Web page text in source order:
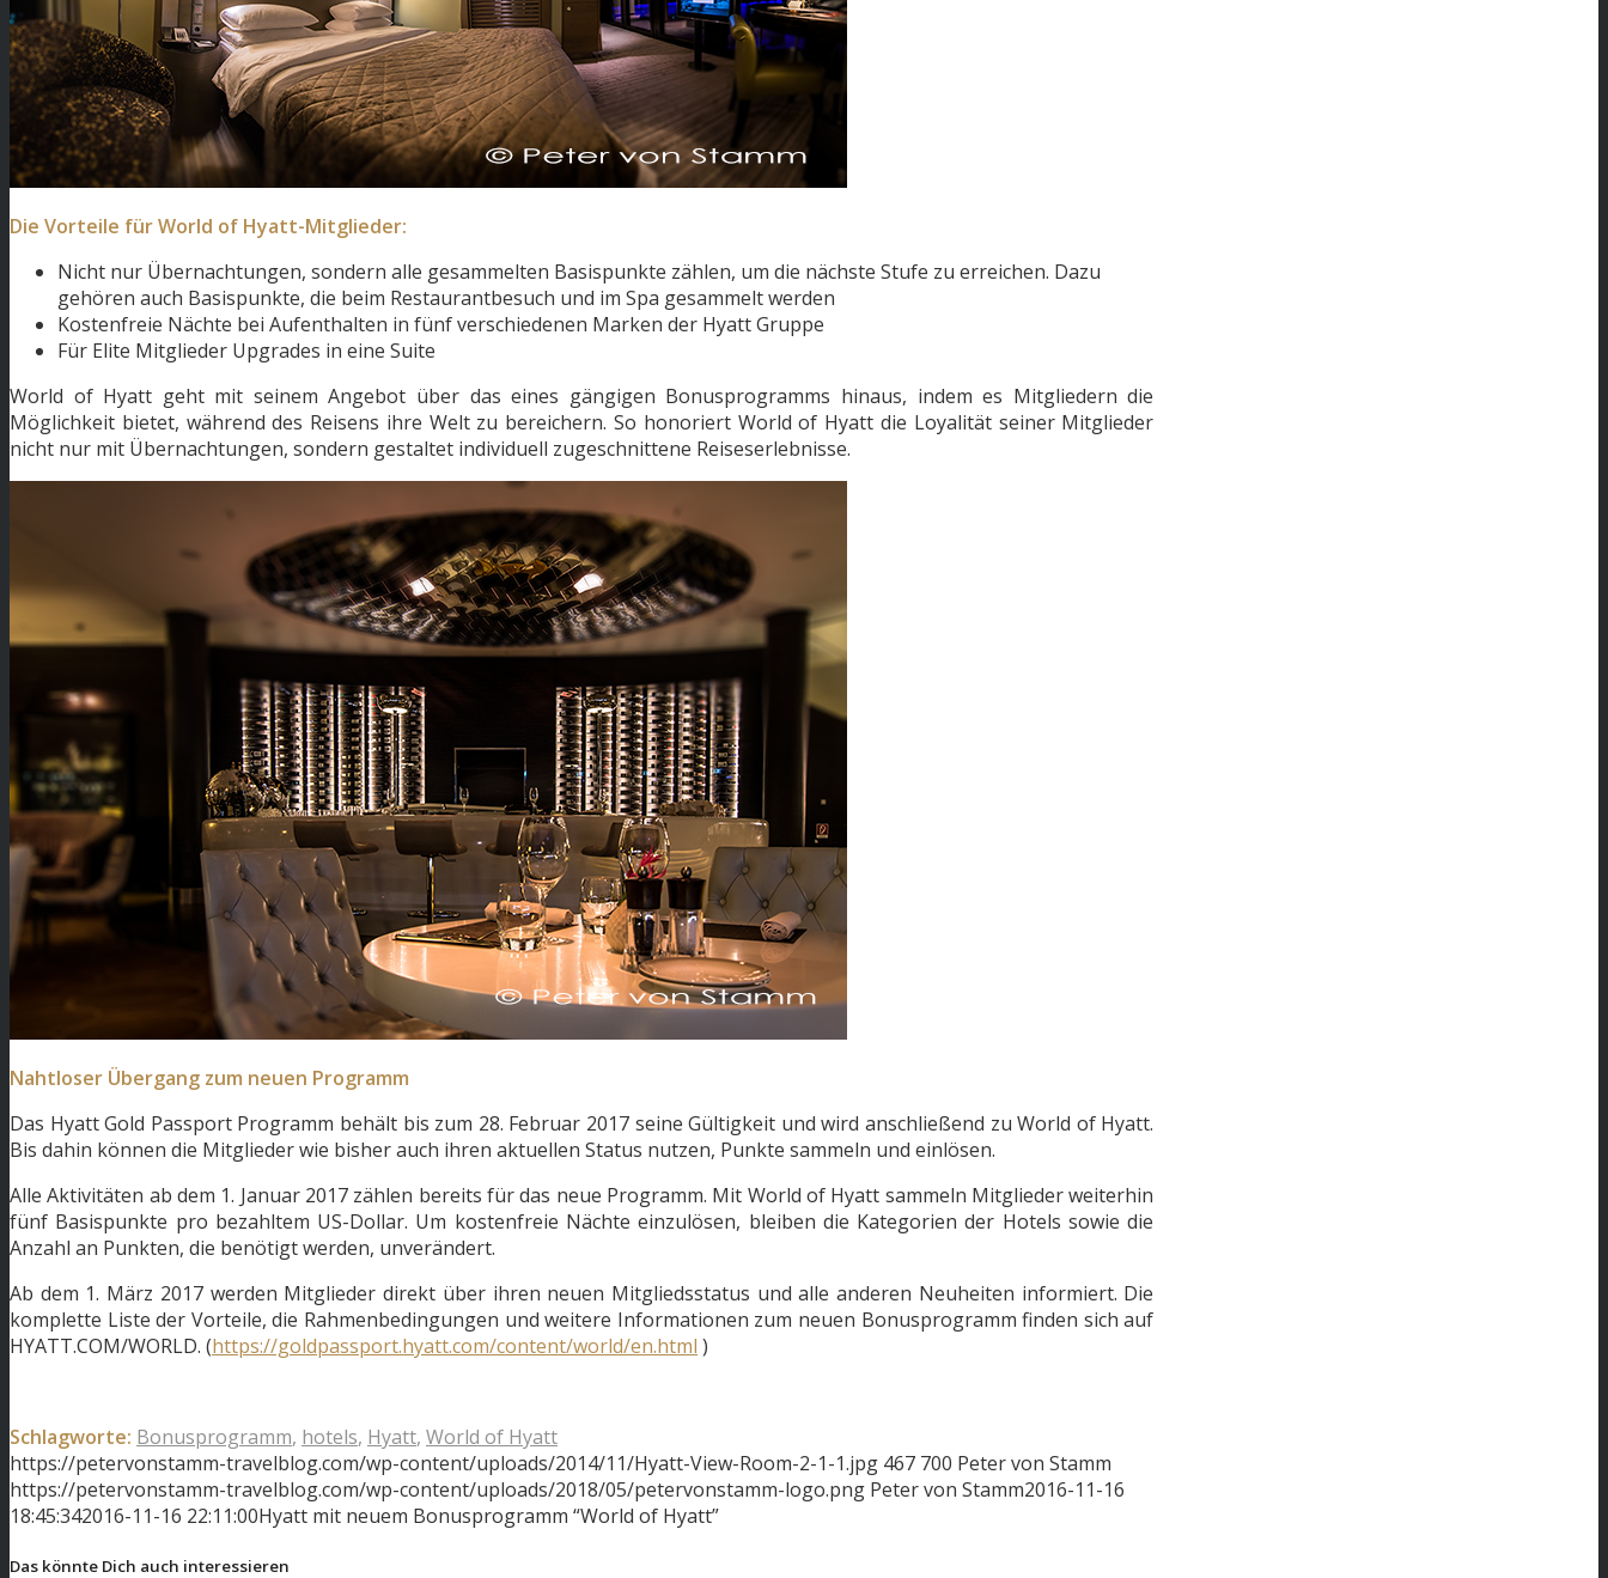
Die Vorteile für World of Hyatt-Mitglieder:
Nicht nur Übernachtungen, sondern alle gesammelten Basispunkte zählen, um die nächste Stufe zu erreichen. Dazu
gehören auch Basispunkte, die beim Restaurantbesuch und im Spa gesammelt werden
Kostenfreie Nächte bei Aufenthalten in fünf verschiedenen Marken der Hyatt Gruppe
Für Elite Mitglieder Upgrades in eine Suite
World of Hyatt geht mit seinem Angebot über das eines gängigen Bonusprogramms hinaus, indem es Mitgliedern die
Möglichkeit bietet, während des Reisens ihre Welt zu bereichern. So honoriert World of Hyatt die Loyalität seiner Mitglieder
nicht nur mit Übernachtungen, sondern gestaltet individuell zugeschnittene Reiseserlebnisse.
Nahtloser Übergang zum neuen Programm
Das Hyatt Gold Passport Programm behält bis zum 28. Februar 2017 seine Gültigkeit und wird anschließend zu World of Hyatt.
Bis dahin können die Mitglieder wie bisher auch ihren aktuellen Status nutzen, Punkte sammeln und einlösen.
Alle Aktivitäten ab dem 1. Januar 2017 zählen bereits für das neue Programm. Mit World of Hyatt sammeln Mitglieder weiterhin
fünf Basispunkte pro bezahltem US-Dollar. Um kostenfreie Nächte einzulösen, bleiben die Kategorien der Hotels sowie die
Anzahl an Punkten, die benötigt werden, unverändert.
Ab dem 1. März 2017 werden Mitglieder direkt über ihren neuen Mitgliedsstatus und alle anderen Neuheiten informiert. Die
komplette Liste der Vorteile, die Rahmenbedingungen und weitere Informationen zum neuen Bonusprogramm finden sich auf
HYATT.COM/WORLD. (https://goldpassport.hyatt.com/content/world/en.html )
Schlagworte: Bonusprogramm, hotels, Hyatt, World of Hyatt
https://petervonstamm-travelblog.com/wp-content/uploads/2014/11/Hyatt-View-Room-2-1-1.jpg 467 700 Peter von Stamm
https://petervonstamm-travelblog.com/wp-content/uploads/2018/05/petervonstamm-logo.png Peter von Stamm2016-11-16
18:45:342016-11-16 22:11:00Hyatt mit neuem Bonusprogramm “World of Hyatt”
Das könnte Dich auch interessieren